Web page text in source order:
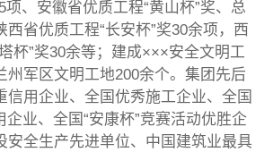
项、安徽省优质工程“黄山杯”奖、总
西省优质工程“长安杯”奖30余项，西
杯”奖30余等；建成×××安全文明工
州军区文明工地200余个。集团先后
信用企业、全国优秀施工企业、全国
企业、全国“安康杯”竞赛活动优胜企
安全生产先进单位、中国建筑业最具